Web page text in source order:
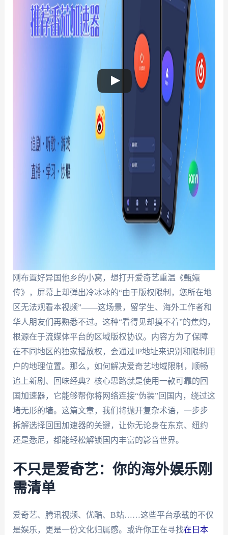
刚布置好异国他乡的小窝，想打开爱奇艺重温《甄嬛
传》，屏幕上却弹出冷冰冰的“由于版权限制，您所在地
区无法观看本视频”——这场景，留学生、海外工作者和
华人朋友们再熟悉不过。这种“看得见却摸不着”的焦灼，
根源在于流媒体平台的区域版权协议。内容方为了保障
在不同地区的独家播放权，会通过IP地址来识别和限制用
户的地理位置。那么，如何解决爱奇艺地域限制，顺畅
追上新剧、回味经典？核心思路就是使用一款可靠的回
国加速器，它能够帮你将网络连接“伪装”回国内，绕过这
堵无形的墙。这篇文章，我们将抛开复杂术语，一步步
拆解选择回国加速器的关键，让你无论身在东京、纽约
还是悉尼，都能轻松解锁国内丰富的影音世界。
不只是爱奇艺：你的海外娱乐刚
需清单
爱奇艺、腾讯视频、优酷、B站……这些平台承载的不仅
是娱乐，更是一份文化归属感。或许你正在寻找在日本